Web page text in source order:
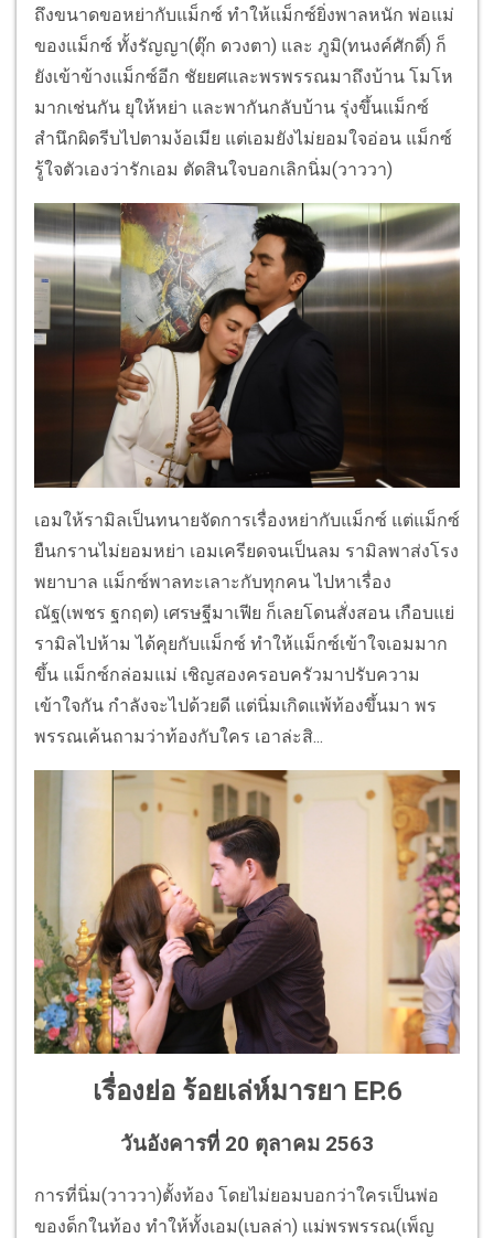
ถึงขนาดขอหย่ากับแม็กซ์ ทำให้แม็กซ์ยิ่งพาลหนัก พ่อแม่
ของแม็กซ์ ทั้งรัญญา(ตุ๊ก ดวงตา) และ ภูมิ(ทนงค์ศักดิ์) ก็
ยังเข้าข้างแม็กซ์อีก ชัยยศและพรพรรณมาถึงบ้าน โมโห
มากเช่นกัน ยุให้หย่า และพากันกลับบ้าน รุ่งขึ้นแม็กซ์
สำนึกผิดรีบไปตามง้อเมีย แต่เอมยังไม่ยอมใจอ่อน แม็กซ์
รู้ใจตัวเองว่ารักเอม ตัดสินใจบอกเลิกนิ่ม(วาววา)
เอมให้รามิลเป็นทนายจัดการเรื่องหย่ากับแม็กซ์ แต่แม็กซ์
ยืนกรานไม่ยอมหย่า เอมเครียดจนเป็นลม รามิลพาส่งโรง
พยาบาล แม็กซ์พาลทะเลาะกับทุกคน ไปหาเรื่อง
ณัฐ(เพชร ฐกฤต) เศรษฐีมาเฟีย ก็เลยโดนสั่งสอน เกือบแย่
รามิลไปห้าม ได้คุยกับแม็กซ์ ทำให้แม็กซ์เข้าใจเอมมาก
ขึ้น แม็กซ์กล่อมแม่ เชิญสองครอบครัวมาปรับความ
เข้าใจกัน กำลังจะไปด้วยดี แต่นิ่มเกิดแพ้ท้องขึ้นมา พร
พรรณเค้นถามว่าท้องกับใคร เอาล่ะสิ...
เรื่องย่อ ร้อยเล่ห์มารยา EP.6
วันอังคารที่ 20 ตุลาคม 2563
การที่นิ่ม(วาววา)ตั้งท้อง โดยไม่ยอมบอกว่าใครเป็นพ่อ
ของด็กในท้อง ทำให้ทั้งเอม(เบลล่า) แม่พรพรรณ(เพ็ญ